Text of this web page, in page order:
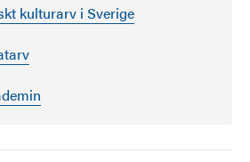
kulturarv i Sverige